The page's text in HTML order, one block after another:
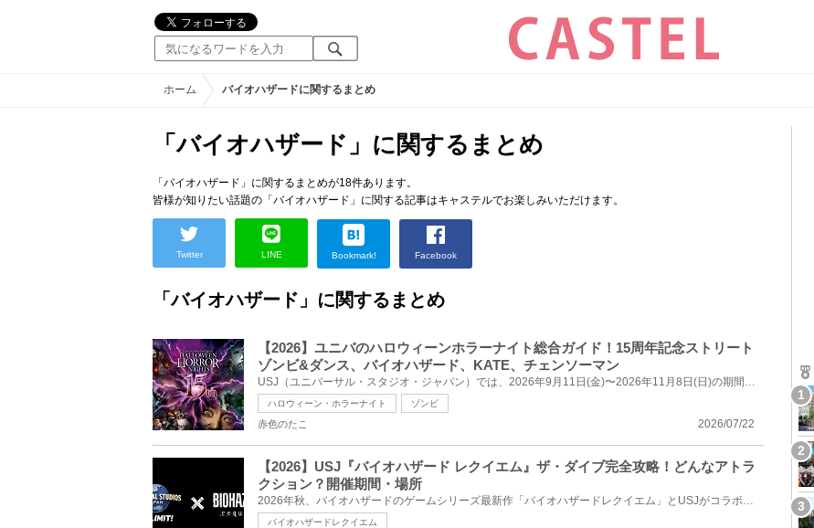
ホーム バイオハザードに関するまとめ
「バイオハザード」に関するまとめ
「バイオハザード」に関するまとめが18件あります。
皆様が知りたい話題の「バイオハザード」に関する記事はキャステルでお楽しみいただけます。
Twitter LINE Bookmark! Facebook
「バイオハザード」に関するまとめ
【2026】ユニバのハロウィーンホラーナイト総合ガイド！15周年記念ストリート
ゾンビ&ダンス、バイオハザード、KATE、チェンソーマン
USJ（ユニバーサル・スタジオ・ジャパン）では、2026年9月11日(金)〜2026年11月8日(日)の期間、15周年を...
ハロウィーン・ホラーナイト ゾンビ
2026/07/22
赤色のたこ
【2026】USJ『バイオハザード レクイエム』ザ・ダイブ完全攻略！どんなアトラ
クション？開催期間・場所
2026年秋、バイオハザードのゲームシリーズ最新作「バイオハザードレクイエム」とUSJがコラボし、最恐ホ...
バイオハザードレクイエム